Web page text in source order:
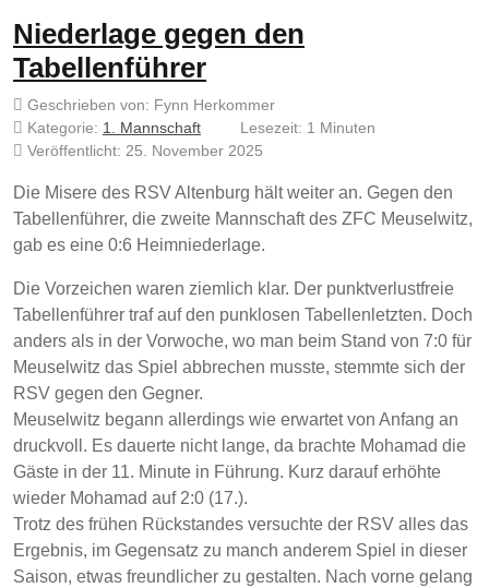
Niederlage gegen den
Tabellenführer
Geschrieben von: Fynn Herkommer
Kategorie: 1. Mannschaft
Lesezeit: 1 Minuten
Veröffentlicht: 25. November 2025
Die Misere des RSV Altenburg hält weiter an. Gegen den
Tabellenführer, die zweite Mannschaft des ZFC Meuselwitz,
gab es eine 0:6 Heimniederlage.
Die Vorzeichen waren ziemlich klar. Der punktverlustfreie
Tabellenführer traf auf den punklosen Tabellenletzten. Doch
anders als in der Vorwoche, wo man beim Stand von 7:0 für
Meuselwitz das Spiel abbrechen musste, stemmte sich der
RSV gegen den Gegner.
Meuselwitz begann allerdings wie erwartet von Anfang an
druckvoll. Es dauerte nicht lange, da brachte Mohamad die
Gäste in der 11. Minute in Führung. Kurz darauf erhöhte
wieder Mohamad auf 2:0 (17.).
Trotz des frühen Rückstandes versuchte der RSV alles das
Ergebnis, im Gegensatz zu manch anderem Spiel in dieser
Saison, etwas freundlicher zu gestalten. Nach vorne gelang